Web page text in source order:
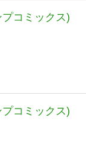
コミックス)
コミックス)